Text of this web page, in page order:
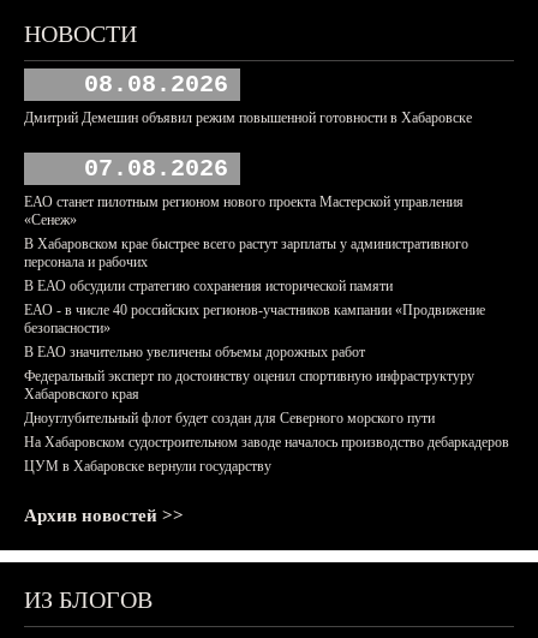
НОВОСТИ
08.08.2026
Дмитрий Демешин объявил режим повышенной готовности в Хабаровске
07.08.2026
ЕАО станет пилотным регионом нового проекта Мастерской управления
«Сенеж»
В Хабаровском крае быстрее всего растут зарплаты у административного
персонала и рабочих
В ЕАО обсудили стратегию сохранения исторической памяти
ЕАО - в числе 40 российских регионов-участников кампании «Продвижение
безопасности»
В ЕАО значительно увеличены объемы дорожных работ
Федеральный эксперт по достоинству оценил спортивную инфраструктуру
Хабаровского края
Дноуглубительный флот будет создан для Северного морского пути
На Хабаровском судостроительном заводе началось производство дебаркадеров
ЦУМ в Хабаровске вернули государству
Архив новостей >>
ИЗ БЛОГОВ